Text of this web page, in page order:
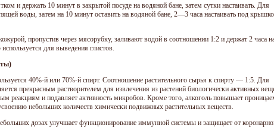
и держать 10 минут в закрытой посуде на водяной бане, затем сутки настаивать. Для
воды, затем на 10 минут оставить на водяной бане, 2—3 часа настаивать под
пропустив через мясорубку, заливают водой в соотношении 1:2 и держат 2 часа
для выведения глистов.
40%-й или 70%-й спирт. Соотношение растительного сырья к спирту — 1:5. Для
прекрасным растворителем для извлечения из растений биологически активных
реакциям и подавляет активность микробов. Кроме того, алкоголь повышает
небольших количеств химически подвижных растительных веществ.
дозах улучшает функционирование иммунной системы и защищает от